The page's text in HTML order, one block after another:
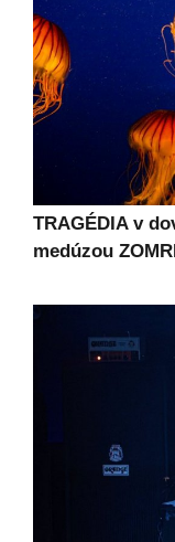
TRAGÉDIA v
medúzou